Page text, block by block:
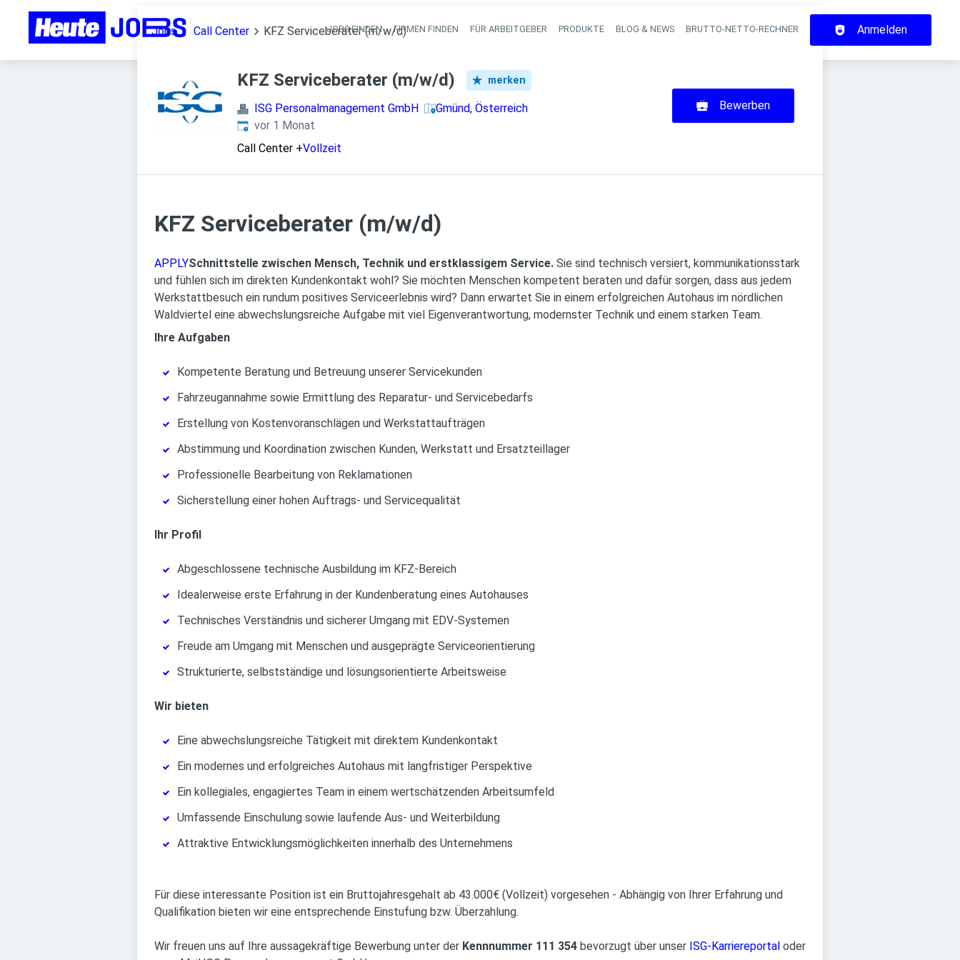
Haupt-Navigation
JOBS FINDEN FIRMEN FINDEN FÜR ARBEITGEBER PRODUKTE BLOG & NEWS BRUTTO-NETTO-RECHNER Anmelden
Jobs Call Center KFZ Serviceberater (m/w/d)
KFZ Serviceberater (m/w/d) merken
ISG Personalmanagement GmbH
Gmünd, Österreich
Veröffentlicht:
vor 1 Monat
Call Center +Vollzeit
Bewerben
KFZ Serviceberater (m/w/d)
APPLYSchnittstelle zwischen Mensch, Technik und erstklassigem Service. Sie sind technisch versiert, kommunikationsstark
und fühlen sich im direkten Kundenkontakt wohl? Sie möchten Menschen kompetent beraten und dafür sorgen, dass aus jedem
Werkstattbesuch ein rundum positives Serviceerlebnis wird? Dann erwartet Sie in einem erfolgreichen Autohaus im nördlichen
Waldviertel eine abwechslungsreiche Aufgabe mit viel Eigenverantwortung, modernster Technik und einem starken Team.
Ihre Aufgaben
Kompetente Beratung und Betreuung unserer Servicekunden
Fahrzeugannahme sowie Ermittlung des Reparatur- und Servicebedarfs
Erstellung von Kostenvoranschlägen und Werkstattaufträgen
Abstimmung und Koordination zwischen Kunden, Werkstatt und Ersatzteillager
Professionelle Bearbeitung von Reklamationen
Sicherstellung einer hohen Auftrags- und Servicequalität
Ihr Profil
Abgeschlossene technische Ausbildung im KFZ-Bereich
Idealerweise erste Erfahrung in der Kundenberatung eines Autohauses
Technisches Verständnis und sicherer Umgang mit EDV-Systemen
Freude am Umgang mit Menschen und ausgeprägte Serviceorientierung
Strukturierte, selbstständige und lösungsorientierte Arbeitsweise
Wir bieten
Eine abwechslungsreiche Tätigkeit mit direktem Kundenkontakt
Ein modernes und erfolgreiches Autohaus mit langfristiger Perspektive
Ein kollegiales, engagiertes Team in einem wertschätzenden Arbeitsumfeld
Umfassende Einschulung sowie laufende Aus- und Weiterbildung
Attraktive Entwicklungsmöglichkeiten innerhalb des Unternehmens
Für diese interessante Position ist ein Bruttojahresgehalt ab 43.000€ (Vollzeit) vorgesehen - Abhängig von Ihrer Erfahrung und
Qualifikation bieten wir eine entsprechende Einstufung bzw. Überzahlung.
Wir freuen uns auf Ihre aussagekräftige Bewerbung unter der Kennnummer 111 354 bevorzugt über unser ISG-Karriereportal oder